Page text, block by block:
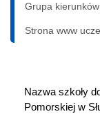
Grupa
Strona www
Nazwa szkoły
Pomorskiej w